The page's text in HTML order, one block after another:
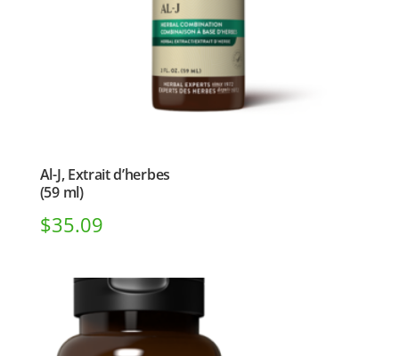
Al-J, Extrait d’herbes
(59 ml)
$35.09